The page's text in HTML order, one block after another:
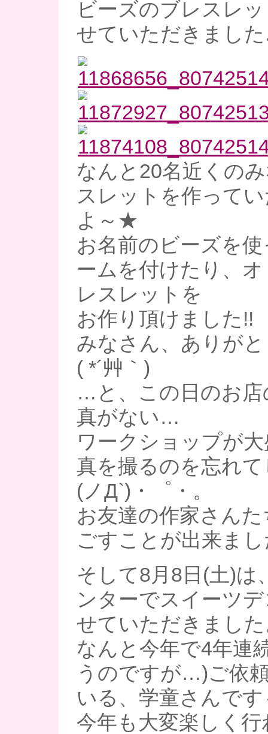
ビーズのブレスレ
せていただきました
なんと20名近くの
スレットを作って
よ～★
お名前のビーズを
ームを付けたり、
レスレットを
お作り頂けました!!
みなさん、ありが
( *´艸｀)
…と、この日のお店
真がない…
ワークショップが
真を撮るのを忘れ
(ノД`)・゜・。
お友達の作家さん
ごすことが出来ま
そして8月8日(土)は
ンターでスイーツ
せていただきまし
なんと今年で4年連
うのですが…)ご依
いる、学童さんで
今年も大変楽しく